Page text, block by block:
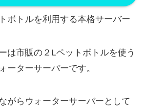
ボトルを利用する本格サーバー
は市販の２Lペットボトルを使う
ーターサーバーです。
がらウォーターサーバーとして